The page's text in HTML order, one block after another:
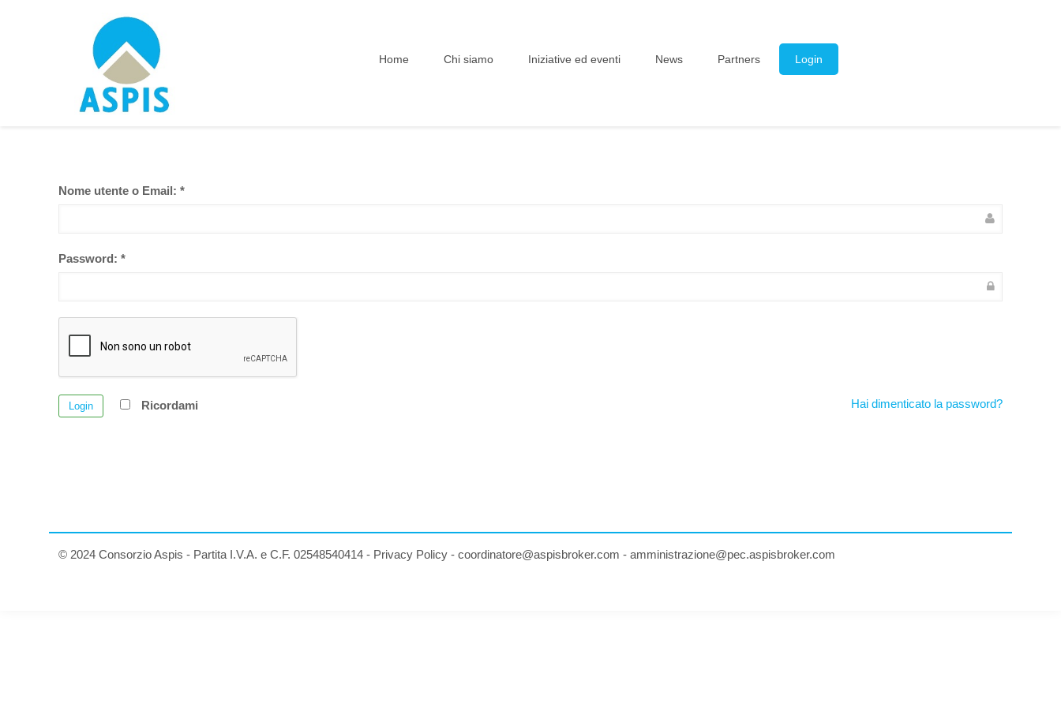
Home Chi siamo Iniziative ed eventi News Partners Login
Nome utente o Email:*
Password:*
Login Ricordami Hai dimenticato la password?
© 2024 Consorzio Aspis - Partita I.V.A. e C.F. 02548540414 - Privacy Policy -coordinatore@aspisbroker.com -amministrazione@pec.aspisbroker.com